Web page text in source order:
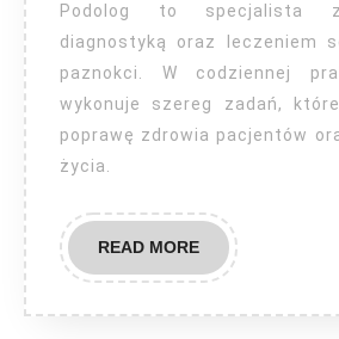
Podolog to specjalista zajmujący się
diagnostyką oraz leczeniem
paznokci. W codziennej
wykonuje szereg zadań,
poprawę zdrowia pacjentów
życia.
READ MOREREAD
MORE